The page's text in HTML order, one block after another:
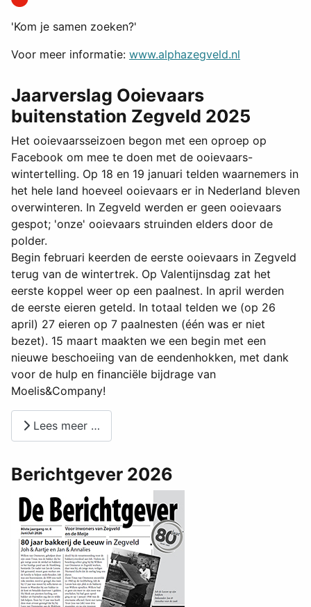
'Kom je samen zoeken?'
Voor meer informatie: www.alphazegveld.nl
Jaarverslag Ooievaars
buitenstation Zegveld 2025
Het ooievaarsseizoen begon met een oproep op
Facebook om mee te doen met de ooievaars-
wintertelling. Op 18 en 19 januari telden waarnemers in
het hele land hoeveel ooievaars er in Nederland bleven
overwinteren. In Zegveld werden er geen ooievaars
gespot; 'onze' ooievaars struinden elders door de
polder.
Begin februari keerden de eerste ooievaars in Zegveld
terug van de wintertrek. Op Valentijnsdag zat het
eerste koppel weer op een paalnest. In april werden
de eerste eieren geteld. In totaal telden we (op 26
april) 27 eieren op 7 paalnesten (één was er niet
bezet). 15 maart maakten we een begin met een
nieuwe beschoeiing van de eendenhokken, met dank
voor de hulp en financiële bijdrage van
Moelis&Company!
Lees meer …
Berichtgever 2026